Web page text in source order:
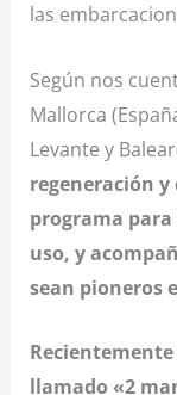
las
Según nos
Mallorca
Levante y
regeneración
programa
uso, y
sean pioneros
llamado «2